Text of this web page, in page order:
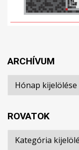
ARCHÍVUM
Archívum
ROVATOK
Rovatok